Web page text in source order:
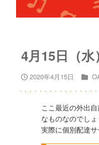
4月15日（
2020年4月15日
ここ最近の外出
なものなのでしょ
実際に個別配達